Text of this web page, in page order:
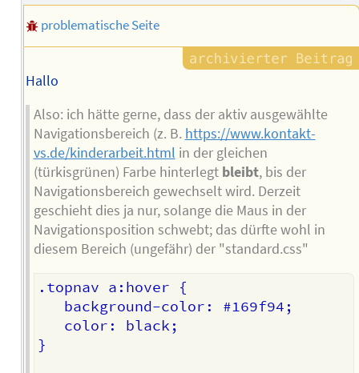
problematische Seite
Hallo
Also: ich hätte gerne, dass der aktiv ausgewählte
Navigationsbereich (z. B. https://www.kontakt-
vs.de/kinderarbeit.html in der gleichen
(türkisgrünen) Farbe hinterlegt bleibt, bis der
Navigationsbereich gewechselt wird. Derzeit
geschieht dies ja nur, solange die Maus in der
Navigationsposition schwebt; das dürfte wohl in
diesem Bereich (ungefähr) der "standard.css"
.topnav a:hover {
   background-color: #169f94;
   color: black;
}